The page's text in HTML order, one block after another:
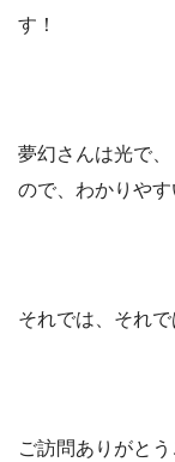
す！
夢幻さんは光で
ので、わかりやす
それでは、それで
ご訪問ありがとう